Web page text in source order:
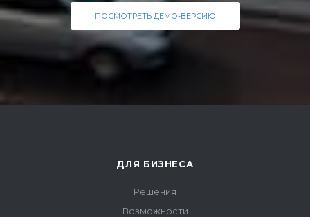
ПОСМОТРЕТЬ ДЕМО-ВЕРСИЮ
ДЛЯ БИЗНЕСА
Решения
Возможности